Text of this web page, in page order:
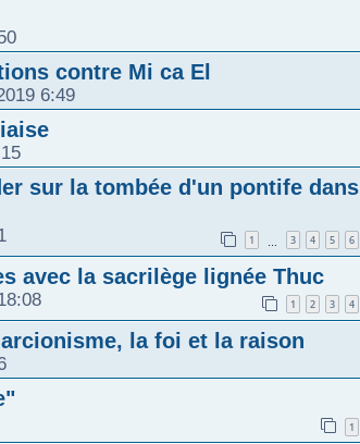
contre Mi ca El
6:49
sur la tombée d'un pontife dans
1 3 4 5 6
avec la sacrilège lignée Thuc
1 2 3 4
la foi et la raison
1